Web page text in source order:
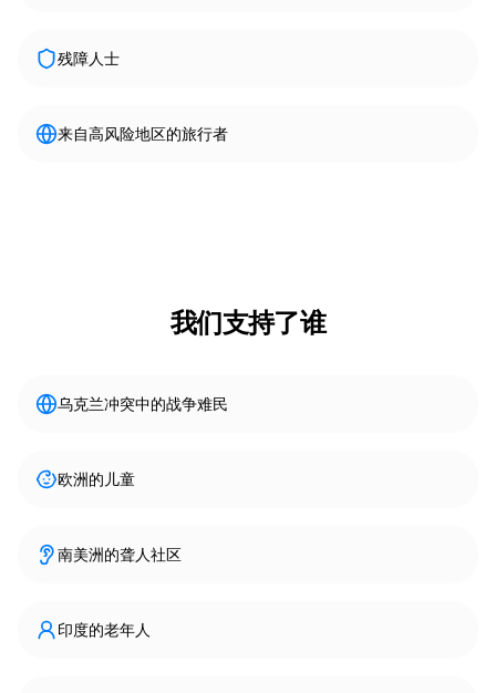
残障人士
来自高风险地区的旅行者
我们支持了谁
乌克兰冲突中的战争难民
欧洲的儿童
南美洲的聋人社区
印度的老年人